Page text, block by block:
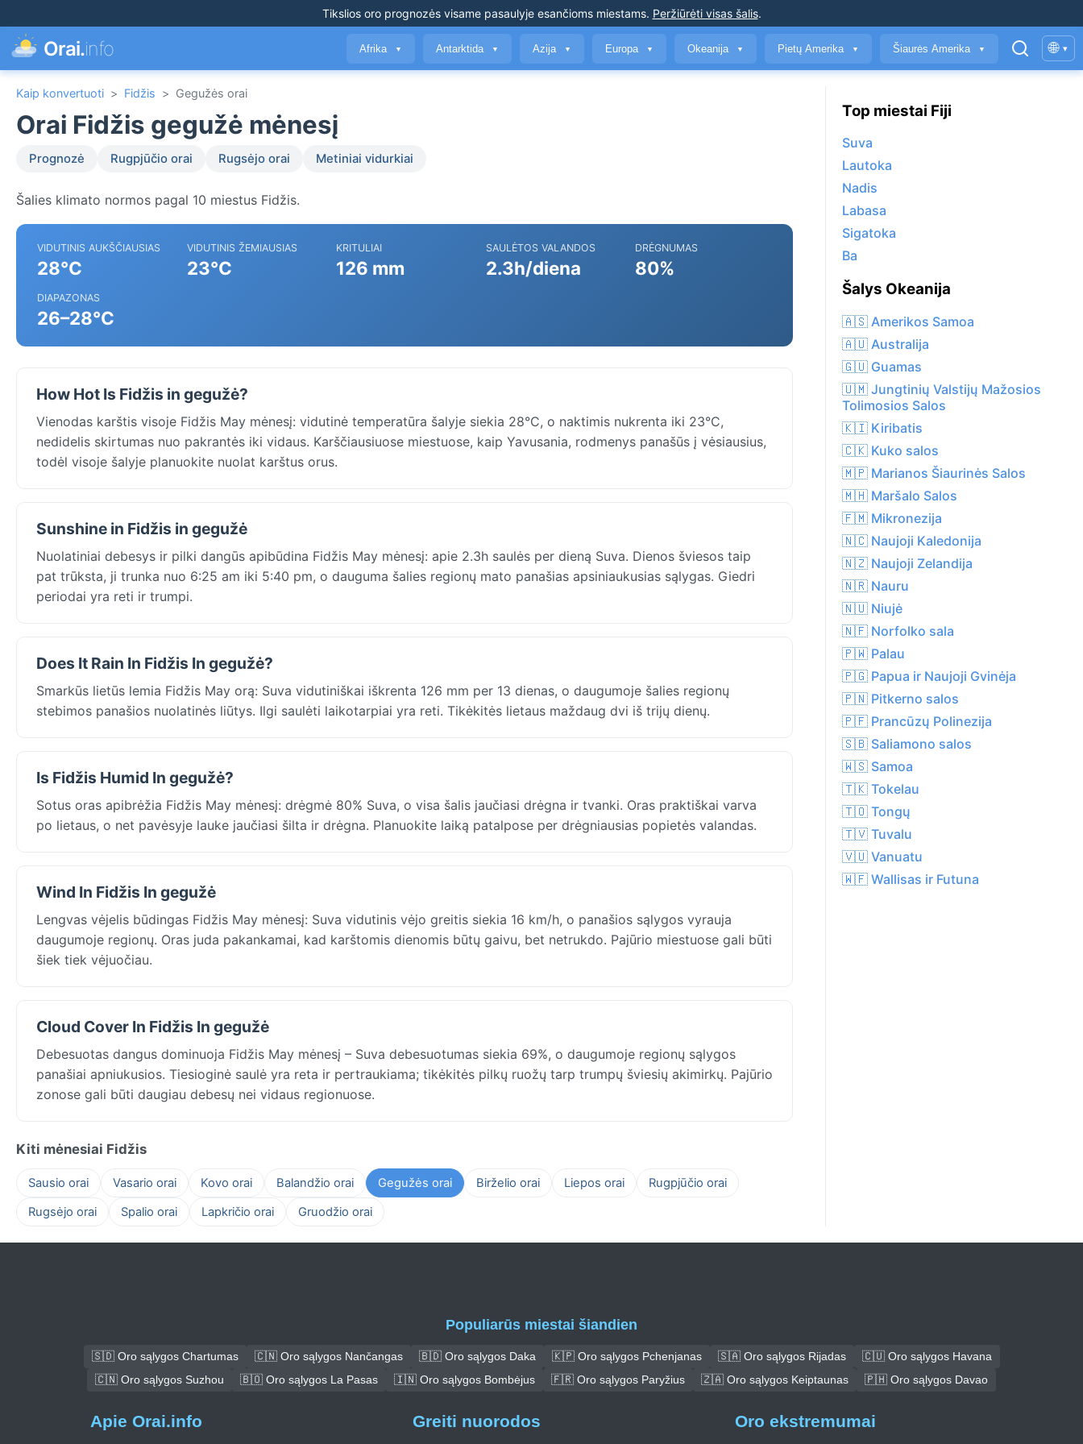
Tikslios oro prognozėsvisame pasaulyje esančioms miestams. Peržiūrėti visas šalis.
Orai.info Afrika ▼ Antarktida ▼ Azija ▼ Europa ▼ Okeanija ▼ Pietų Amerika ▼ Šiaurės Amerika ▼ 🌐 ▾
Kaip konvertuoti > Fidžis > Gegužės orai
Orai Fidžis gegužė mėnesį
Prognozė Rugpjūčio orai Rugsėjo orai Metiniai vidurkiai
Šalies klimato normos pagal 10 miestus Fidžis.
VIDUTINIS AUKŠČIAUSIAS
28°C
VIDUTINIS ŽEMIAUSIAS
23°C
KRITULIAI
126 mm
SAULĖTOS VALANDOS
2.3h/diena
DRĖGNUMAS
80%
DIAPAZONAS
26–28°C
How Hot Is Fidžis in gegužė?
Vienodas karštis visoje Fidžis May mėnesį: vidutinė temperatūra šalyje siekia 28°C, o naktimis nukrenta iki 23°C,
nedidelis skirtumas nuo pakrantės iki vidaus. Karščiausiuose miestuose, kaip Yavusania, rodmenys panašūs į vėsiausius,
todėl visoje šalyje planuokite nuolat karštus orus.
Sunshine in Fidžis in gegužė
Nuolatiniai debesys ir pilki dangūs apibūdina Fidžis May mėnesį: apie 2.3h saulės per dieną Suva. Dienos šviesos taip
pat trūksta, ji trunka nuo 6:25 am iki 5:40 pm, o dauguma šalies regionų mato panašias apsiniaukusias sąlygas. Giedri
periodai yra reti ir trumpi.
Does It Rain In Fidžis In gegužė?
Smarkūs lietūs lemia Fidžis May orą: Suva vidutiniškai iškrenta 126 mm per 13 dienas, o daugumoje šalies regionų
stebimos panašios nuolatinės liūtys. Ilgi saulėti laikotarpiai yra reti. Tikėkitės lietaus maždaug dvi iš trijų dienų.
Is Fidžis Humid In gegužė?
Sotus oras apibrėžia Fidžis May mėnesį: drėgmė 80% Suva, o visa šalis jaučiasi drėgna ir tvanki. Oras praktiškai varva
po lietaus, o net pavėsyje lauke jaučiasi šilta ir drėgna. Planuokite laiką patalpose per drėgniausias popietės valandas.
Wind In Fidžis In gegužė
Lengvas vėjelis būdingas Fidžis May mėnesį: Suva vidutinis vėjo greitis siekia 16 km/h, o panašios sąlygos vyrauja
daugumoje regionų. Oras juda pakankamai, kad karštomis dienomis būtų gaivu, bet netrukdo. Pajūrio miestuose gali būti
šiek tiek vėjuočiau.
Cloud Cover In Fidžis In gegužė
Debesuotas dangus dominuoja Fidžis May mėnesį – Suva debesuotumas siekia 69%, o daugumoje regionų sąlygos
panašiai apniukusios. Tiesioginė saulė yra reta ir pertraukiama; tikėkitės pilkų ruožų tarp trumpų šviesių akimirkų. Pajūrio
zonose gali būti daugiau debesų nei vidaus regionuose.
Kiti mėnesiai Fidžis
Sausio orai Vasario orai Kovo orai Balandžio orai Gegužės orai Birželio orai Liepos orai
Rugpjūčio orai
Rugsėjo orai
Spalio orai Lapkričio orai Gruodžio orai
Top miestai Fiji
Suva
Lautoka
Nadis
Labasa
Sigatoka
Ba
Šalys Okeanija
🇦🇸 Amerikos Samoa
🇦🇺 Australija
🇬🇺 Guamas
🇺🇲 Jungtinių Valstijų Mažosios
Tolimosios Salos
🇰🇮 Kiribatis
🇨🇰 Kuko salos
🇲🇵 Marianos Šiaurinės Salos
🇲🇭 Maršalo Salos
🇫🇲 Mikronezija
🇳🇨 Naujoji Kaledonija
🇳🇿 Naujoji Zelandija
🇳🇷 Nauru
🇳🇺 Niujė
🇳🇫 Norfolko sala
🇵🇼 Palau
🇵🇬 Papua ir Naujoji Gvinėja
🇵🇳 Pitkerno salos
🇵🇫 Prancūzų Polinezija
🇸🇧 Saliamono salos
🇼🇸 Samoa
🇹🇰 Tokelau
🇹🇴 Tongų
🇹🇻 Tuvalu
🇻🇺 Vanuatu
🇼🇫 Wallisas ir Futuna
Populiarūs miestai šiandien
🇸🇩 Oro sąlygos Chartumas 🇨🇳 Oro sąlygos Nančangas 🇧🇩 Oro sąlygos Daka 🇰🇵 Oro sąlygos Pchenjanas 🇸🇦 Oro sąlygos Rijadas
🇨🇺 Oro sąlygos Havana
🇨🇳 Oro sąlygos Suzhou
🇧🇴 Oro sąlygos La Pasas 🇮🇳 Oro sąlygos Bombėjus 🇫🇷 Oro sąlygos Paryžius 🇿🇦 Oro sąlygos Keiptaunas 🇵🇭 Oro sąlygos Davao
Apie Orai.info Greiti nuorodos Oro ekstremumai